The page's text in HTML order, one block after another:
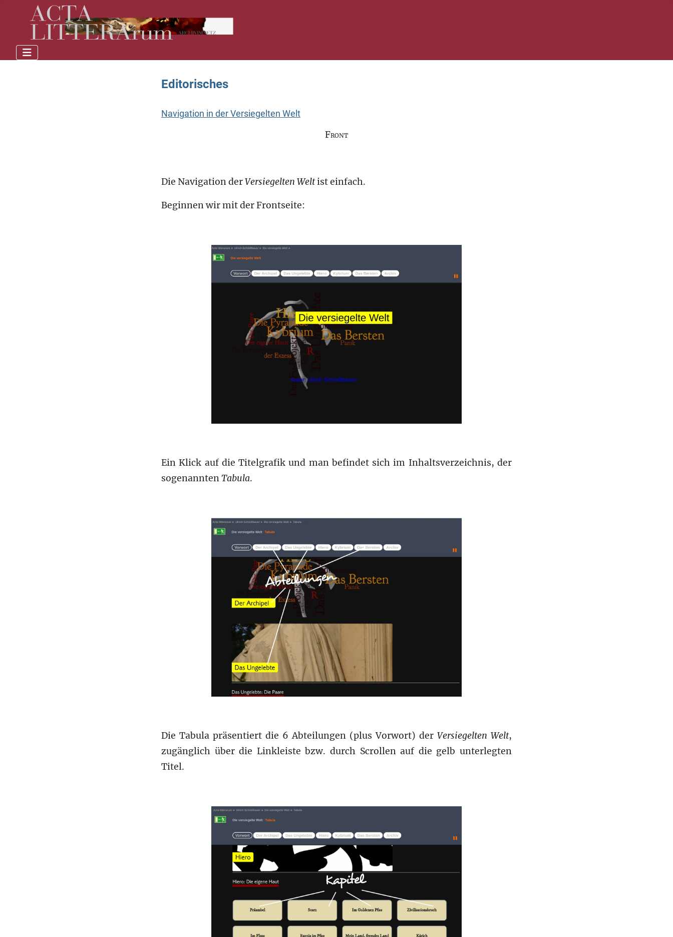
Editorisches
Navigation in der Versiegelten Welt
Front
Die Navigation derVersiegelten Weltist einfach.
Beginnen wir mit der Frontseite:
Ein Klick auf die Titelgrafik und man befindet sich im Inhaltsverzeichnis, der
sogenanntenTabula.
Die Tabula präsentiert die 6 Abteilungen (plus Vorwort) der Versiegelten Welt,
zugänglich über die Linkleiste bzw. durch Scrollen auf die gelb unterlegten
Titel.